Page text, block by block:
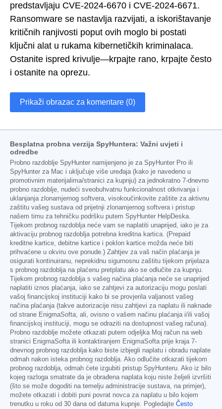
predstavljaju CVE-2024-6670 i CVE-2024-6671.
Ransomware se nastavlja razvijati, a iskorištavanje
kritičnih ranjivosti poput ovih moglo bi postati
ključni alat u rukama kibernetičkih kriminalaca.
Ostanite ispred krivulje—krpajte rano, krpajte često
i ostanite na oprezu.
Prikaži obrazac za komentare (0)
Besplatna probna verzija SpyHuntera: Važni uvjeti i
odredbe
Probno razdoblje SpyHunter namijenjeno je za SpyHunter Pro ili
SpyHunter za Mac i uključuje više uređaja (kako je navedeno u
promotivnim materijalima/stranici za kupnju) za jednokratno 7-dnevno
probno razdoblje, nudeći sveobuhvatnu funkcionalnost otkrivanja i
uklanjanja zlonamjernog softvera, visokoučinkovite zaštite za aktivnu
zaštitu vašeg sustava od prijetnji zlonamjernog softvera i pristup
našem timu za tehničku podršku putem SpyHunter HelpDeska.
Tijekom probnog razdoblja neće vam se naplatiti unaprijed, iako je za
aktivaciju probnog razdoblja potrebna kreditna kartica. (Prepaid
kreditne kartice, debitne kartice i poklon kartice možda neće biti
prihvaćene u okviru ove ponude.) Zahtjev za vaš način plaćanja je
osigurati kontinuiranu, neprekidnu sigurnosnu zaštitu tijekom prijelaza
s probnog razdoblja na plaćenu pretplatu ako se odlučite za kupnju.
Tijekom probnog razdoblja s vašeg načina plaćanja neće se unaprijed
naplatiti iznos plaćanja, iako se zahtjevi za autorizaciju mogu poslati
vašoj financijskoj instituciji kako bi se provjerila valjanost vašeg
načina plaćanja (takve autorizacije nisu zahtjevi za naplatu ili naknade
od strane EnigmaSofta, ali, ovisno o vašem načinu plaćanja i/ili vašoj
financijskoj instituciji, mogu se odraziti na dostupnost vašeg računa).
Probno razdoblje možete otkazati putem odjeljka Moj račun na web
stranici EnigmaSofta ili kontaktiranjem EnigmaSofta prije kraja 7-
dnevnog probnog razdoblja kako biste izbjegli naplatu i obradu naplate
odmah nakon isteka probnog razdoblja. Ako odlučite otkazati tijekom
probnog razdoblja, odmah ćete izgubiti pristup SpyHunteru. Ako iz bilo
kojeg razloga smatrate da je obrađena naplata koju niste željeli izvršiti
(što se može dogoditi na temelju administracije sustava, na primjer),
možete otkazati i dobiti puni povrat novca za naplatu u bilo kojem
trenutku u roku od 30 dana od datuma kupnje. Pogledajte Često